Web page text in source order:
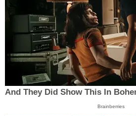
And They Did Show This In
Brainberries